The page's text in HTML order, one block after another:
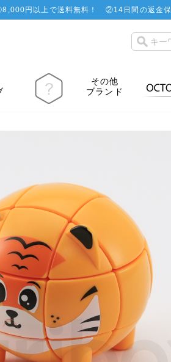
8,000円以上で送料無料！ ②14日間の返金
その他
ブランド